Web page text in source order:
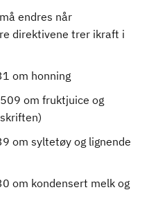
endres når
direktivene trer ikraft i
om honning
om fruktjuice og
om syltetøy og lignende
om kondensert melk og